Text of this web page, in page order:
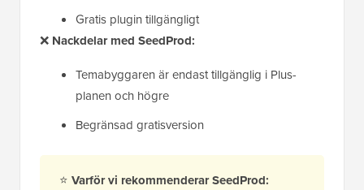
Gratis plugin tillgängligt
❌ Nackdelar med SeedProd:
Temabyggaren är endast tillgänglig i Plus-
planen och högre
Begränsad gratisversion
⭐ Varför vi rekommenderar SeedProd: